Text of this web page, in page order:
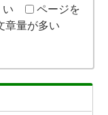
い
ページを
章量が多い